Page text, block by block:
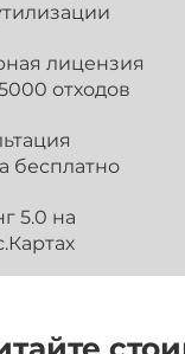
лицензия
отходов
бесплатно
5.0 на